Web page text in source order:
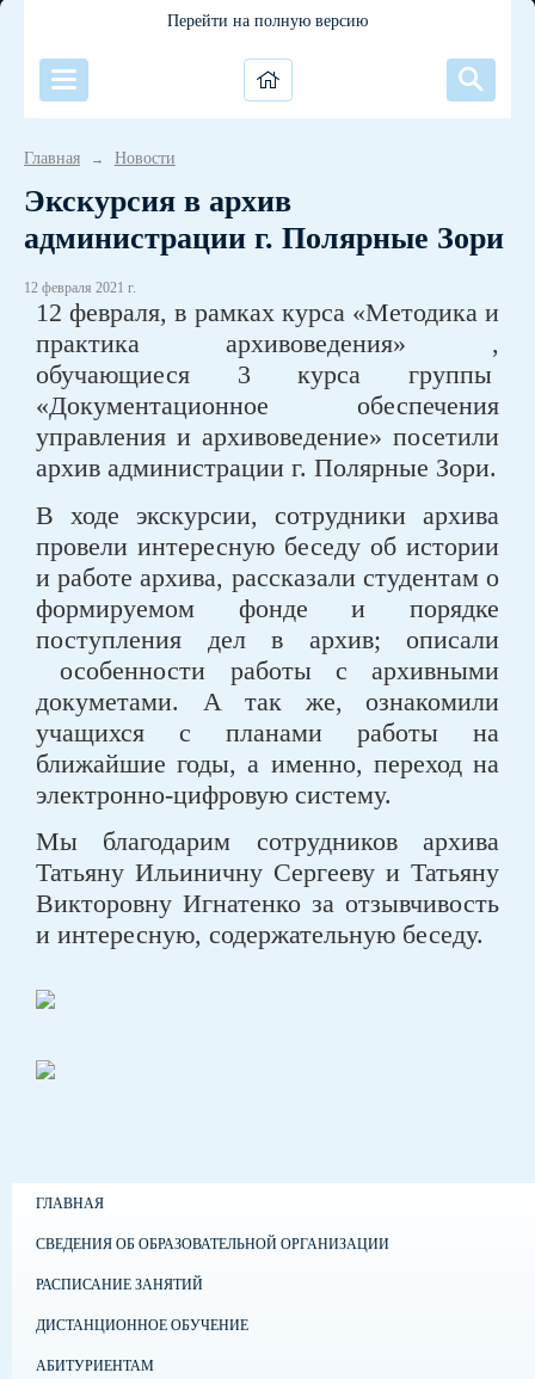
Перейти на полную версию
Главная → Новости
Экскурсия в архив
администрации г. Полярные Зори
12 февраля 2021 г.
12 февраля, в рамках курса «Методика и
практика архивоведения» ,
обучающиеся 3 курса группы
«Документационное обеспечения
управления и архивоведение» посетили
архив администрации г. Полярные Зори.
В ходе экскурсии, сотрудники архива
провели интересную беседу об истории
и работе архива, рассказали студентам о
формируемом фонде и порядке
поступления дел в архив; описали
особенности работы с архивными
докуметами. А так же, ознакомили
учащихся с планами работы на
ближайшие годы, а именно, переход на
электронно-цифровую систему.
Мы благодарим сотрудников архива
Татьяну Ильиничну Сергееву и Татьяну
Викторовну Игнатенко за отзывчивость
и интересную, содержательную беседу.
ГЛАВНАЯ
СВЕДЕНИЯ ОБ ОБРАЗОВАТЕЛЬНОЙ ОРГАНИЗАЦИИ
РАСПИСАНИЕ ЗАНЯТИЙ
ДИСТАНЦИОННОЕ ОБУЧЕНИЕ
АБИТУРИЕНТАМ